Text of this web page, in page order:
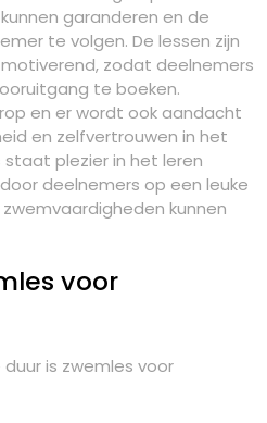
garanderen en de
te volgen. De lessen zijn
zodat deelnemers
te boeken.
en er wordt ook aandacht
en zelfvertrouwen in het
staat plezier in het leren
deelnemers op een leuke
kunnen
voor
is zwemles voor